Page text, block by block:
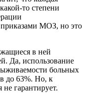
то степени
МОЗ, но это
в ней
Да, использование
больных
до 63%. Но, к
гарантирует.